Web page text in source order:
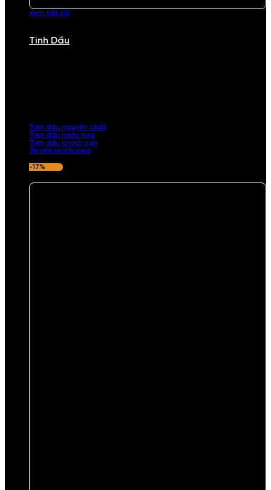
xem tất cả
Tinh Dầu
Tinh dầu nguyên chất
Tinh dầu nước hoa
Tinh dầu khách sạn
Tư vấn mùi hương
-17%